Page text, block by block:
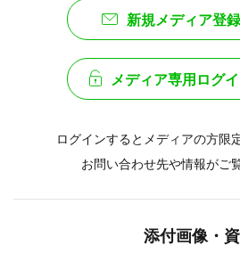
新規メディア登
メディア専用ログ
ログインするとメディアの方限
お問い合わせ先や情報がご
添付画像・